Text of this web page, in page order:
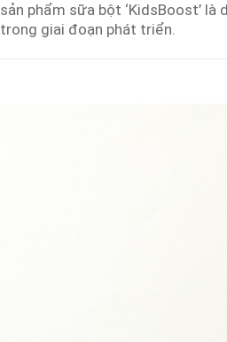
sản phẩm sữa bột ‘KidsBoost’
trong giai đoạn phát triển.